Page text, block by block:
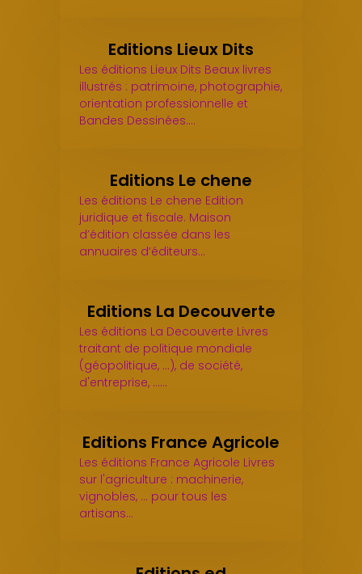
Editions Lieux Dits
Les éditions Lieux Dits Beaux livres
illustrés : patrimoine, photographie,
orientation professionnelle et
Bandes Dessinées.…
Editions Le chene
Les éditions Le chene Edition
juridique et fiscale. Maison
d’édition classée dans les
annuaires d’éditeurs…
Editions La Decouverte
Les éditions La Decouverte Livres
traitant de politique mondiale
(géopolitique, ...), de société,
d'entreprise, ...…
Editions France Agricole
Les éditions France Agricole Livres
sur l'agriculture : machinerie,
vignobles, ... pour tous les
artisans…